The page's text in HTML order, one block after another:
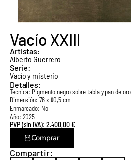
Vacío XXIII
Artistas:
Alberto Guerrero
Serie:
Vacío y misterio
Detalles:
Técnica: Pigmento negro sobre tabla y pan de oro
Dimensión: 76 x 60,5 cm
Enmarcado: No
Año: 2025
PVP (sin IVA): 2.400,00€
Comprar
Compartir: